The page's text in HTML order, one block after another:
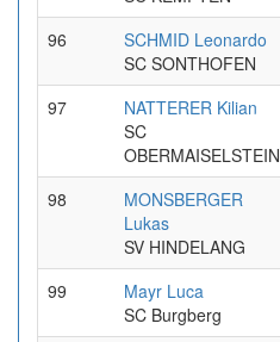
96
SCHMID Leonardo
SC SONTHOFEN
97
NATTERER Kilian
SC
OBERMAISELSTEIN
98
MONSBERGER
Lukas
SV HINDELANG
99
Mayr Luca
SC Burgberg